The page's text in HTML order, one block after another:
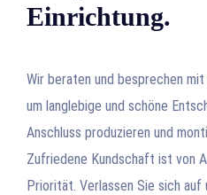
Einrichtung.
Wir beraten und besprechen
um langlebige und schöne
Anschluss produzieren und
Zufriedene Kundschaft ist von
Priorität. Verlassen Sie sich auf